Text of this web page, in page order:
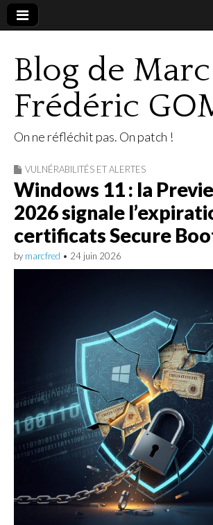
Blog de Marc
Frédéric
On ne réfléchit pas. On patch !
VULNÉRABILITÉS ET ALERTES
Windows 11 : la
2026 signale
certificats Secure
by marcfred • 24 juin 2026